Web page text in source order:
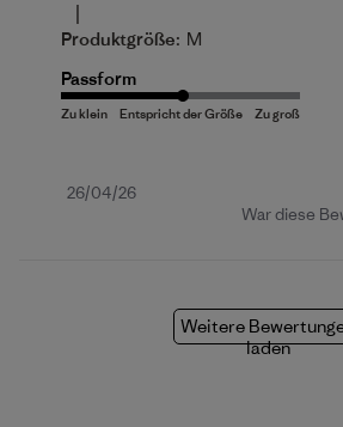
|
Produktgröße: M
Passform
Veröffentlichungsdatum
26/04/26
War diese
Weitere
laden